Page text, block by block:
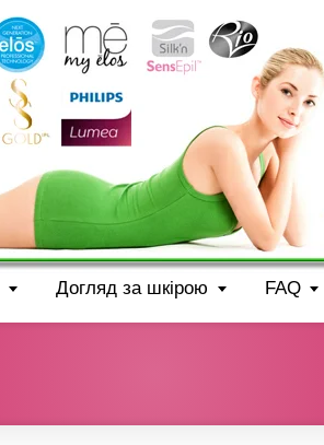
Догляд за шкірою FAQ